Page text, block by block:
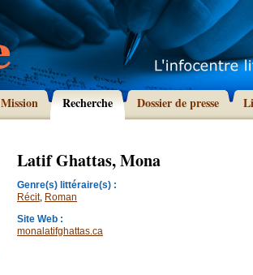
Mission Recherche Dossier de presse
Latif Ghattas, Mona
Genre(s) littéraire(s) :
Récit, Roman
Site Web :
monalatifghattas.ca